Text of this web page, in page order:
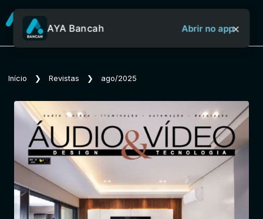
Sobre o Aya Bancah
Início
Jornais
AYA Bancah Abrir no app×
Início ❯ Revistas ❯ ago/2025